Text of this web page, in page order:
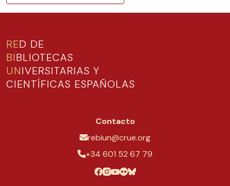
RED DE
BIBLIOTECAS
UNIVERSITARIAS Y
CIENTÍFICAS ESPAÑOLAS
Contacto
rebiun@crue.org
+34 601 52 67 79